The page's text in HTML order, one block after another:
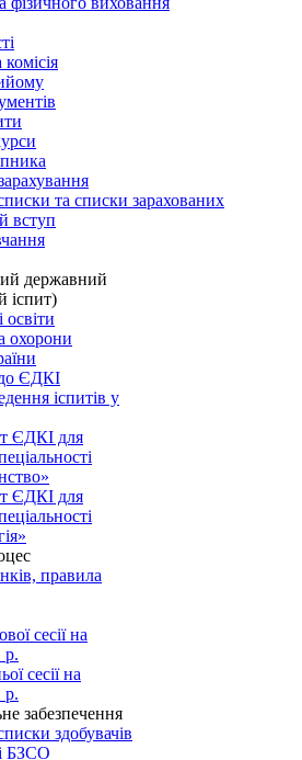
та списки зарахованих
вступ
державний
іспит)
освіти
охорони
ЄДКІ
іспитів у
ЄДКІ для
ЄДКІ для
правила
сесії на
р.
сесії на
р.
забезпечення
здобувачів
БЗСО